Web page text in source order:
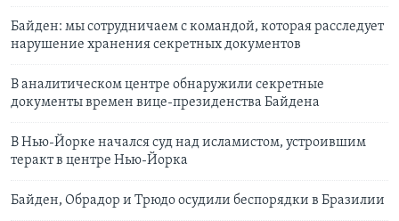
Байден: мы сотрудничаем с командой, которая расследует
нарушение хранения секретных документов
В аналитическом центре обнаружили секретные
документы времен вице-президенства Байдена
В Нью-Йорке начался суд над исламистом, устроившим
теракт в центре Нью-Йорка
Байден, Обрадор и Трюдо осудили беспорядки в Бразилии